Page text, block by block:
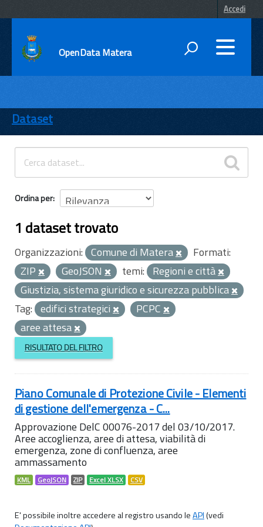
Accedi
OpenData Matera
ENTI
TEMI
INFORMAZIONI
Dataset
Ordina per
1 dataset trovato
Organizzazioni: Comune di Matera
Formati:
ZIP
GeoJSON temi: Regioni e città
Giustizia, sistema giuridico e sicurezza pubblica
Tag: edifici strategici
PCPC
aree attesa
RISULTATO DEL FILTRO
Piano Comunale di Protezione Civile - Elementi
di gestione dell'emergenza - C...
Approvazione DelC 00076-2017 del 03/10/2017.
Aree accoglienza, aree di attesa, viabilità di
emergenza, zone di confluenza, aree
ammassamento
KML GeoJSON ZIP Excel XLSX CSV
E' possibile inoltre accedere al registro usando leAPI(vedi